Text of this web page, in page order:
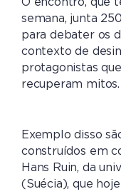
semana, junta
para debater os
contexto de
protagonistas
recuperam mitos.
Exemplo disso
construídos em
Hans Ruin, da
(Suécia), que